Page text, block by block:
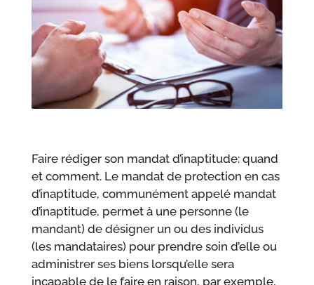
Faire rédiger son mandat d’inaptitude: quand
et comment. Le mandat de protection en cas
d’inaptitude, communément appelé mandat
d’inaptitude, permet à une personne (le
mandant) de désigner un ou des individus
(les mandataires) pour prendre soin d’elle ou
administrer ses biens lorsqu’elle sera
incapable de le faire en raison, par exemple,